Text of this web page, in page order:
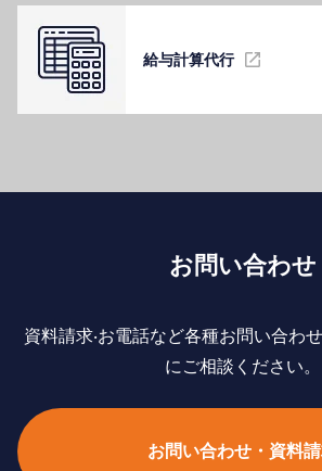
給与計算代⾏
お問い合わせ
資料請求‧お電話など各種お問い合わ
にご相談ください。
お問い合わせ・資料